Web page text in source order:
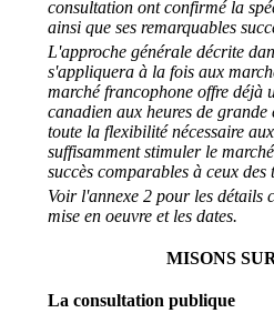
consultation ont confirmé la
ainsi que ses remarquables
L'approche générale décrite
s'appliquera à la fois aux
marché francophone offre déjà
canadien aux heures de
toute la flexibilité nécessaire
suffisamment stimuler le
succès comparables à ceux
Voir l'annexe 2 pour les détails
mise en oeuvre et les dates.
MISONS
La consultation publique